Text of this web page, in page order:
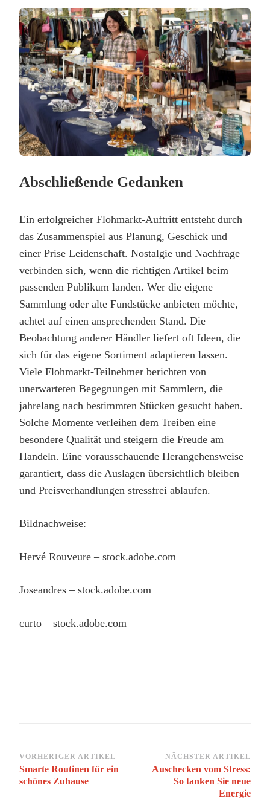
Abschließende Gedanken
Ein erfolgreicher Flohmarkt-Auftritt entsteht durch
das Zusammenspiel aus Planung, Geschick und
einer Prise Leidenschaft. Nostalgie und Nachfrage
verbinden sich, wenn die richtigen Artikel beim
passenden Publikum landen. Wer die eigene
Sammlung oder alte Fundstücke anbieten möchte,
achtet auf einen ansprechenden Stand. Die
Beobachtung anderer Händler liefert oft Ideen, die
sich für das eigene Sortiment adaptieren lassen.
Viele Flohmarkt-Teilnehmer berichten von
unerwarteten Begegnungen mit Sammlern, die
jahrelang nach bestimmten Stücken gesucht haben.
Solche Momente verleihen dem Treiben eine
besondere Qualität und steigern die Freude am
Handeln. Eine vorausschauende Herangehensweise
garantiert, dass die Auslagen übersichtlich bleiben
und Preisverhandlungen stressfrei ablaufen.
Bildnachweise:
Hervé Rouveure – stock.adobe.com
Joseandres – stock.adobe.com
curto – stock.adobe.com
Beitragsnavigation
VORHERIGER ARTIKEL
Smarte Routinen für ein
schönes Zuhause
NÄCHSTER ARTIKEL
Auschecken vom Stress:
So tanken Sie neue
Energie